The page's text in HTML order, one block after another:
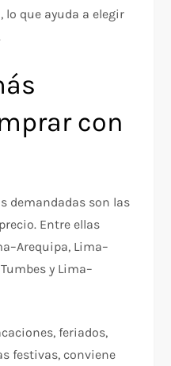
que ayuda a elegir
con
demandadas son las
Entre ellas
Lima–
y Lima–
feriados,
festivas, conviene